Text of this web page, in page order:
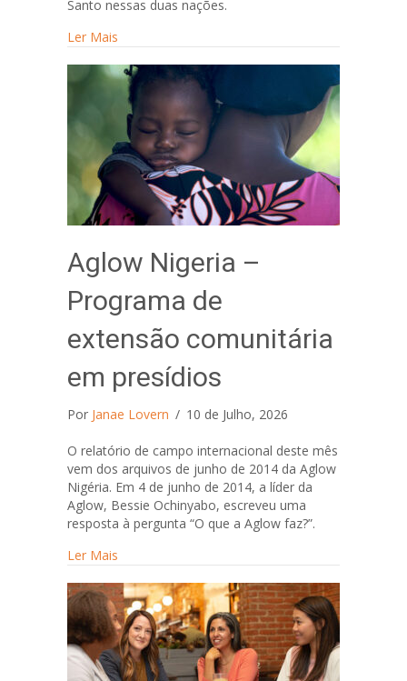
Santo nessas duas nações.
Ler Mais
Aglow Nigeria –
Programa de
extensão comunitária
em presídios
Por Janae Lovern / 10 de Julho, 2026
O relatório de campo internacional deste mês
vem dos arquivos de junho de 2014 da Aglow
Nigéria. Em 4 de junho de 2014, a líder da
Aglow, Bessie Ochinyabo, escreveu uma
resposta à pergunta “O que a Aglow faz?”.
Ler Mais